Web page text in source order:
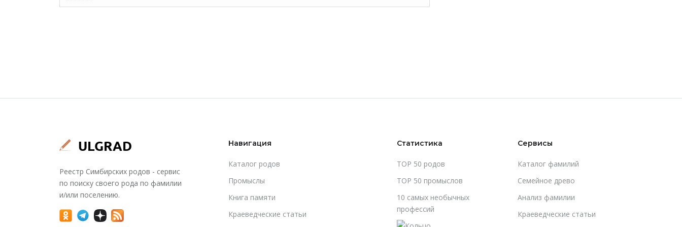
Реестр Симбирских родов - сервис
по поиску своего рода по фамилии
и/или поселению.
Навигация
Каталог родов
Промыслы
Книга памяти
Краеведческие статьи
Статистика
TOP 50 родов
TOP 50 промыслов
10 самых необычных
профессий
Сервисы
Каталог фамилий
Cемейное древо
Анализ фамилии
Краеведческие статьи